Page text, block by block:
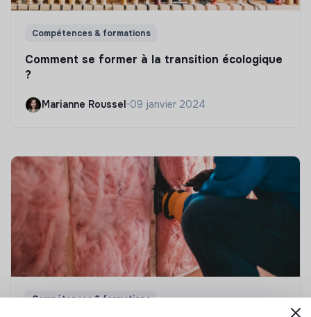
Compétences & formations
Comment se former à la transition écologique
?
Marianne Roussel •09 janvier 2024
Compétences & formations